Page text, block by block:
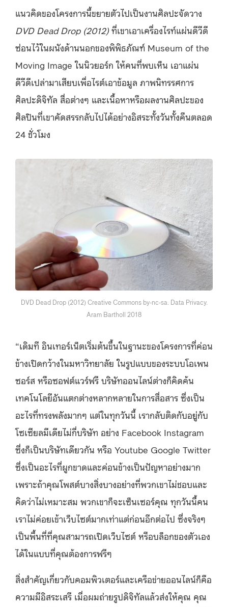
แนวคิดของโครงการนี้ขยายตัวไปเป็นงานศิลปะจัดวาง
DVD Dead Drop (2012)ที่เขาเอาเครื่องไรท์แผ่นดีวีดี
ซ่อนไว้ในผนังด้านนอกของพิพิธภัณฑ์ Museum of the
Moving Image ในนิวยอร์ก ให้คนที่พบเห็น เอาแผ่น
ดีวีดีเปล่ามาเสียบเพื่อไรต์เอาข้อมูล ภาพนิทรรศการ
ศิลปะดิจิทัล สื่อต่างๆ และเนื้อหาหรือผลงานศิลปะของ
ศิลปินที่เขาคัดสรรกลับไปได้อย่างอิสระทั้งวันทั้งคืนตลอด
24 ชั่วโมง
DVD Dead Drop (2012) Creative Commons by-nc-sa. Data Privacy.
Aram Bartholl 2018
“เดิมที อินเทอร์เน็ตเริ่มต้นขึ้นในฐานะของโครงการที่ค่อน
ข้างเปิดกว้างในมหาวิทยาลัย ในรูปแบบของระบบโอเพน
ซอร์ส หรือซอฟต์แวร์ฟรี บริษัทออนไลน์ต่างก็คิดค้น
เทคโนโลยีอันแตกต่างหลากหลายในการสื่อสาร ซึ่งเป็น
อะไรที่ทรงพลังมากๆ แต่ในทุกวันนี้ เรากลับติดกับอยู่กับ
โซเซียลมีเดียไม่กี่บริษัท อย่าง Facebook Instagram
ซึ่งก็เป็นบริษัทเดียวกัน หรือ Youtube Google Twitter
ซึ่งเป็นอะไรที่ผูกขาดและค่อนข้างเป็นปัญหาอย่างมาก
เพราะถ้าคุณโพสต์บางสิ่งบางอย่างที่พวกเขาไม่ชอบและ
คิดว่าไม่เหมาะสม พวกเขาก็จะเซ็นเซอร์คุณ ทุกวันนี้คน
เราไม่ค่อยเข้าเว็บไซต์มากเท่าแต่ก่อนอีกต่อไป ซึ่งจริงๆ
เป็นพื้นที่ที่คุณสามารถเปิดเว็บไซต์ หรือบล็อกของตัวเอง
ได้ในแบบที่คุณต้องการฟรีๆ
สิ่งสำคัญเกี่ยวกับคอมพิวเตอร์และเครือข่ายออนไลน์ก็คือ
ความมีอิสระเสรี เมื่อผมถ่ายรูปดิจิทัลแล้วส่งให้คุณ คุณ